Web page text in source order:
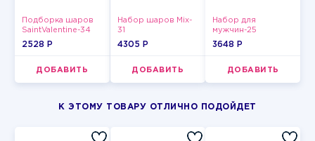
Подборка шаров
SaintValentine-34
2528 P
ДОБАВИТЬ
Набор шаров Mix-
31
4305 P
ДОБАВИТЬ
Набор для
мужчин-25
3648 P
ДОБАВИТЬ
К ЭТОМУ ТОВАРУ ОТЛИЧНО ПОДОЙДЕТ